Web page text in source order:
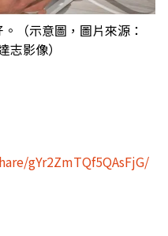
（示意圖，圖片來源：
影像）
gYr2ZmTQf5QAsFjG/